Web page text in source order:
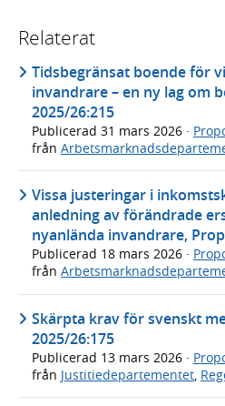
Relaterat
Tidsbegränsat boende för
invandrare – en ny lag om
2025/26:215
Publicerad 31 mars 2026 ·
från
Vissa justeringar i
anledning av förändrade
nyanlända invandrare,
Publicerad 18 mars 2026 ·
från
Skärpta krav för svenskt
2025/26:175
Publicerad 13 mars 2026 ·
från Justitiedepartementet,